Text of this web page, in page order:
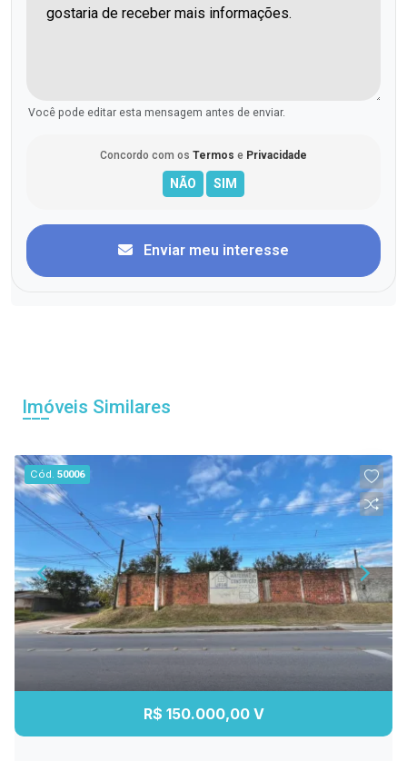
Você pode editar esta mensagem antes de enviar.
Concordo com os Termos e Privacidade
Enviar meu interesse
Imóveis Similares
Cód.50006
R$ 150.000,00 V